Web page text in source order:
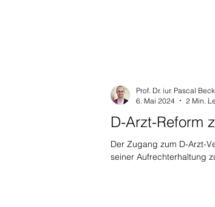
D-Arzt-Reform
Der Zugang zum D-Arzt-
seiner Aufrechterhaltung
Prof. Dr. iur. Pascal
6. Mai 2024
2 Min.